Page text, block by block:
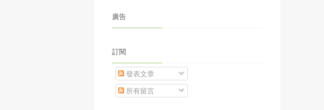
廣告
訂閱
發表文章
所有留言